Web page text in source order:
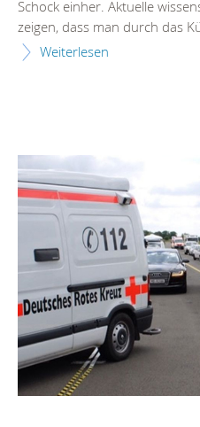
Schock einher. Aktuelle
zeigen, dass man durch das
Weiterlesen